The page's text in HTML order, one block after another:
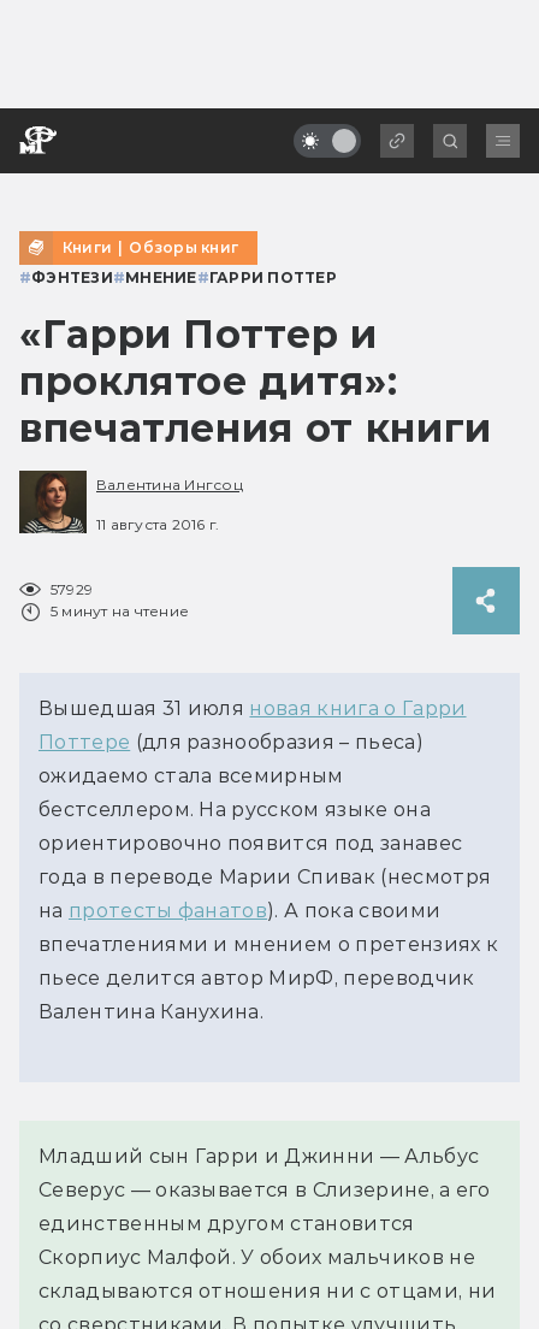
Книги | Обзоры книг
#ФЭНТЕЗИ#МНЕНИЕ#ГАРРИ ПОТТЕР
«Гарри Поттер и
проклятое дитя»:
впечатления от книги
Валентина Ингсоц
11 августа 2016 г.
57929
5 минут на чтение
Вышедшая 31 июля новая книга о Гарри
Поттере (для разнообразия – пьеса)
ожидаемо стала всемирным
бестселлером. На русском языке она
ориентировочно появится под занавес
года в переводе Марии Спивак (несмотря
на протесты фанатов). А пока своими
впечатлениями и мнением о претензиях к
пьесе делится автор МирФ, переводчик
Валентина Канухина.
Младший сын Гарри и Джинни — Альбус
Северус — оказывается в Слизерине, а его
единственным другом становится
Скорпиус Малфой. У обоих мальчиков не
складываются отношения ни с отцами, ни
со сверстниками. В попытке улучшить